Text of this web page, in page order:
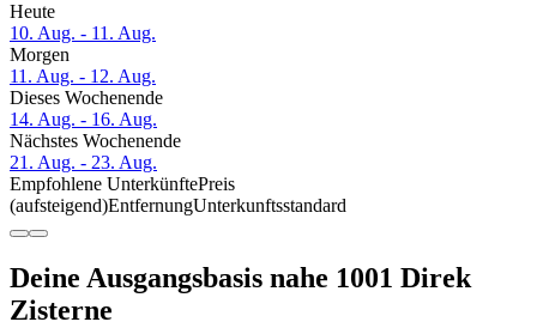
Heute
10. Aug. - 11. Aug.
Morgen
11. Aug. - 12. Aug.
Dieses Wochenende
14. Aug. - 16. Aug.
Nächstes Wochenende
21. Aug. - 23. Aug.
Empfohlene UnterkünftePreis
(aufsteigend)EntfernungUnterkunftsstandard
Deine Ausgangsbasis nahe 1001 Direk
Zisterne